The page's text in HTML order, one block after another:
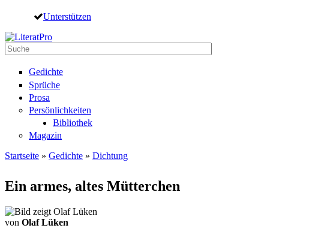
Direkt zum Inhalt
Unterstützen
Suche
Gedichte
Sprüche
Prosa
Persönlichkeiten
Bibliothek
Magazin
Startseite » Gedichte » Dichtung
Ein armes, altes Mütterchen
von Olaf Lüken